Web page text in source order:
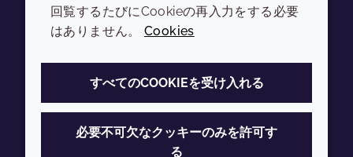
会社
Sustainability Report
Croda.com
LEGAL
プライバシーポリシー
アクセシビリティ
クッキーポリシー
回覧するたびにCookieの再入力をする必要
はありません。Cookies
すべてのCOOKIEを受け入れる
必要不可欠なクッキーのみを許可す
る